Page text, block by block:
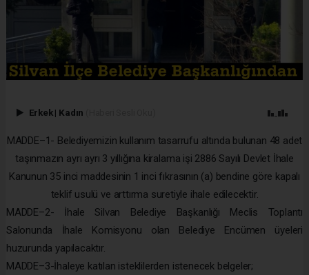
Erkek | Kadın
MADDE–1- Belediyemizin kullanım tasarrufu altında bulunan 48 adet
taşınmazın ayrı ayrı 3 yıllığına kiralama işi 2886 Sayılı Devlet İhale
Kanunun 35 inci maddesinin 1 inci fıkrasının (a) bendine göre kapalı
teklif usulü ve arttırma suretiyle ihale edilecektir.
MADDE–2- İhale Silvan Belediye Başkanlığı Meclis Toplantı
Salonunda İhale Komisyonu olan Belediye Encümen üyeleri
huzurunda yapılacaktır.
MADDE–3-İhaleye katılan isteklilerden istenecek belgeler;